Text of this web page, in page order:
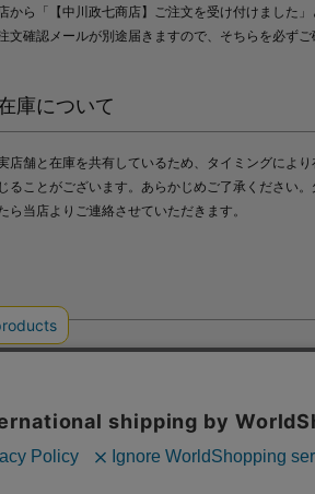
から「【中川政七商店】ご注文を受け付けました
文確認メールが別途届きますので、そちらを必ずご
庫について
店舗と在庫を共有しているため、タイミングによ
じることがございます。あらかじめご了承ください
ら当店よりご連絡させていただきます。